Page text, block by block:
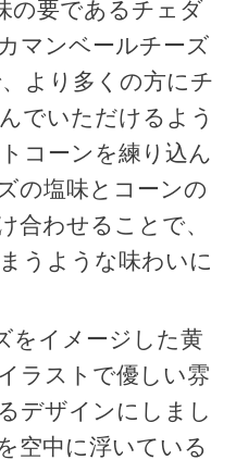
の要であるチェダ
マンベールチーズ
より多くの方にチ
でいただけるよう
コーンを練り込ん
の塩味とコーンの
合わせることで、
うような味わいに
をイメージした黄
ラストで優しい雰
デザインにしまし
空中に浮いている